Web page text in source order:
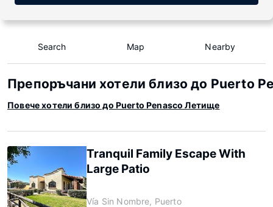
Search Map Nearby
Препоръчани хотели близо до Puerto
Повече хотели близо до Puerto Penasco Летище
Tranquil Family Escape With
Large Patio
Vía Sin Nombre, Puerto